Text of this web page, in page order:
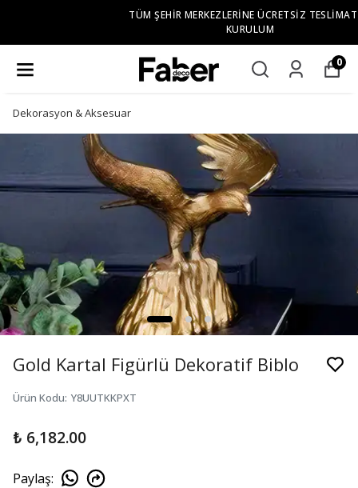
TÜM ŞEHIR MERKEZLERINE ÜCRETSIZ TESLIMAT VE
0
Dekorasyon & Aksesuar
Gold Kartal Figürlü Dekoratif Biblo
Ürün Kodu: Y8UUTKKPXT
₺ 6,182.00
Paylaş: